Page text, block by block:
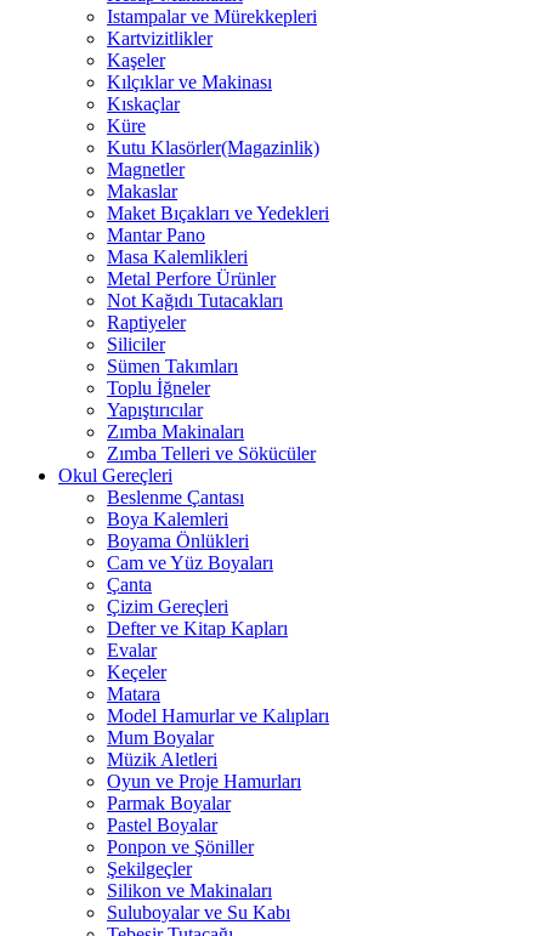
Istampalar ve Mürekkepleri
Kartvizitlikler
Kaşeler
Kılçıklar ve Makinası
Kıskaçlar
Küre
Kutu Klasörler(Magazinlik)
Magnetler
Makaslar
Maket Bıçakları ve Yedekleri
Mantar Pano
Masa Kalemlikleri
Metal Perfore Ürünler
Not Kağıdı Tutacakları
Raptiyeler
Siliciler
Sümen Takımları
Toplu İğneler
Yapıştırıcılar
Zımba Makinaları
Zımba Telleri ve Sökücüler
Okul Gereçleri
Beslenme Çantası
Boya Kalemleri
Boyama Önlükleri
Cam ve Yüz Boyaları
Çanta
Çizim Gereçleri
Defter ve Kitap Kapları
Evalar
Keçeler
Matara
Model Hamurlar ve Kalıpları
Mum Boyalar
Müzik Aletleri
Oyun ve Proje Hamurları
Parmak Boyalar
Pastel Boyalar
Ponpon ve Şöniller
Şekilgeçler
Silikon ve Makinaları
Suluboyalar ve Su Kabı